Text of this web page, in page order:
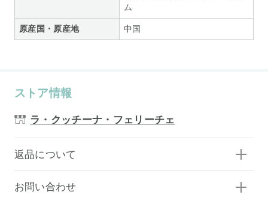
ム
原産国・原産地 中国
ストア情報
ラ・クッチーナ・フェリーチェ
返品について
お問い合わせ